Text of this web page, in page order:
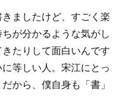
ましたけど、すごく楽
が分かるような気がし
たりして面白いんです
等しい人。宋江にとっ
から、僕自身も「書」